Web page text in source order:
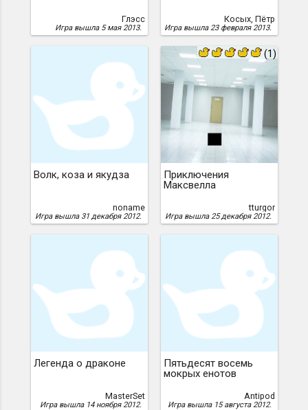
Глэсс
Игра вышла 5 мая 2013.
Косых, Пётр
Игра вышла 23 февраля 2013.
Волк, коза и якудза
noname
Игра вышла 31 декабря 2012.
(1)
Приключения
Максвелла
tturgor
Игра вышла 25 декабря 2012.
Легенда о драконе
MasterSet
Игра вышла 14 ноября 2012.
Пятьдесят восемь
мокрых енотов
Antipod
Игра вышла 15 августа 2012.